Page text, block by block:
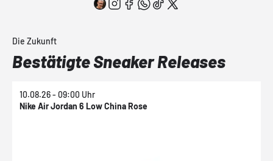
Die Zukunft
Bestätigte Sneaker Releases
10.08.26 - 09:00 Uhr
Nike Air Jordan 6 Low China Rose